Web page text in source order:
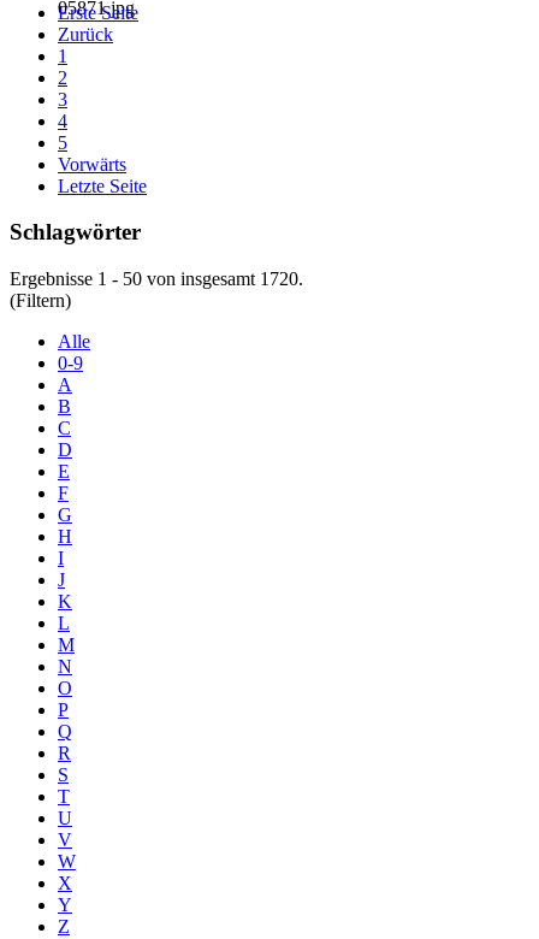
Erste Seite
Zurück
1
2
3
4
5
Vorwärts
Letzte Seite
Schlagwörter
Ergebnisse 1 - 50 von insgesamt 1720.
(Filtern)
Alle
0-9
A
B
C
D
E
F
G
H
I
J
K
L
M
N
O
P
Q
R
S
T
U
V
W
X
Y
Z